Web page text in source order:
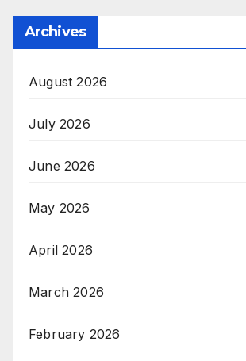
Archives
August 2026
July 2026
June 2026
May 2026
April 2026
March 2026
February 2026